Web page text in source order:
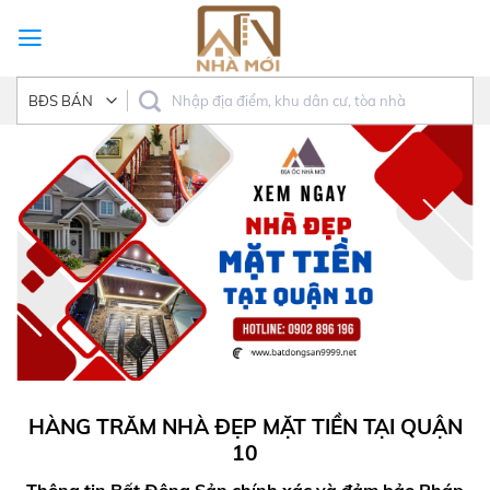
HÀNG TRĂM NHÀ ĐẸP MẶT TIỀN TẠI QUẬN
10